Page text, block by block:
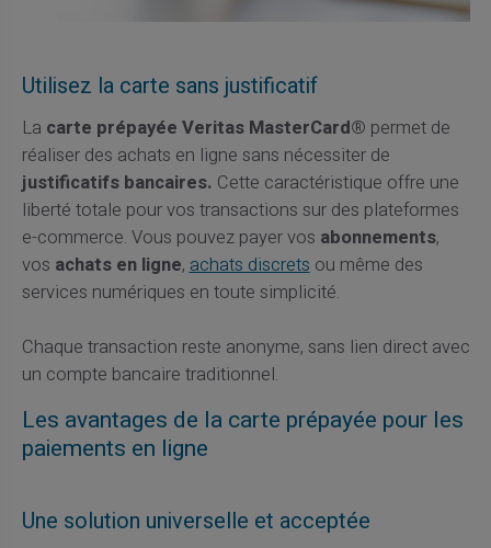
Utilisez la carte sans justificatif
La carte prépayée Veritas MasterCard® permet de
réaliser des achats en ligne sans nécessiter de
justificatifs bancaires. Cette caractéristique offre une
liberté totale pour vos transactions sur des plateformes
e-commerce. Vous pouvez payer vos abonnements,
vos achats en ligne, achats discrets ou même des
services numériques en toute simplicité.
Chaque transaction reste anonyme, sans lien direct avec
un compte bancaire traditionnel.
Les avantages de la carte prépayée pour les
paiements en ligne
Une solution universelle et acceptée